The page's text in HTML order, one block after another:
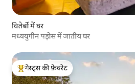
वितेर्बो में घर
मध्ययुगीन पड़ोस में जातीय घर
गेस्ट्स का टॉप फ़ेवरेट
गेस्ट्स की फ़ेवरेट